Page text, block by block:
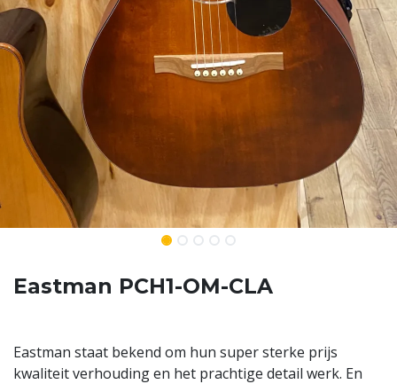
Eastman PCH1-OM-CLA
Eastman staat bekend om hun super sterke prijs
kwaliteit verhouding en het prachtige detail werk. En